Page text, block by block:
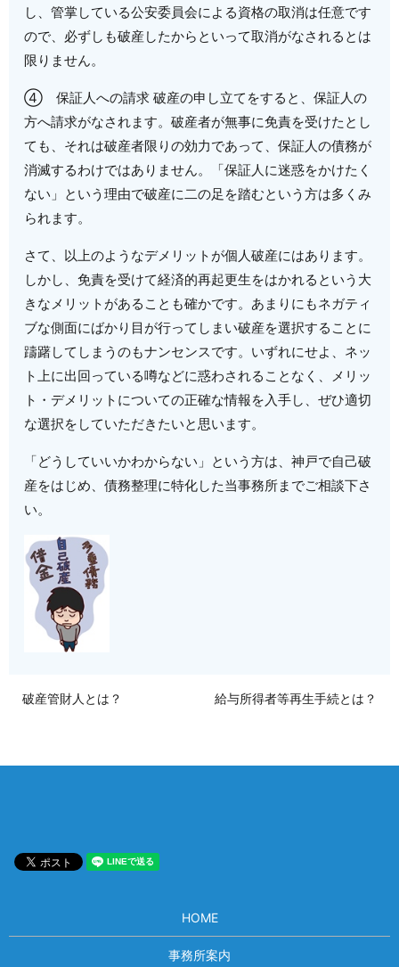
し、管掌している公安委員会による資格の取消は任意です
ので、必ずしも破産したからといって取消がなされるとは
限りません。
④ 保証人への請求 破産の申し立てをすると、保証人の
方へ請求がなされます。破産者が無事に免責を受けたとし
ても、それは破産者限りの効力であって、保証人の債務が
消滅するわけではありません。「保証人に迷惑をかけたく
ない」という理由で破産に二の足を踏むという方は多くみ
られます。
さて、以上のようなデメリットが個人破産にはあります。
しかし、免責を受けて経済的再起更生をはかれるという大
きなメリットがあることも確かです。あまりにもネガティ
ブな側面にばかり目が行ってしまい破産を選択することに
躊躇してしまうのもナンセンスです。いずれにせよ、ネッ
ト上に出回っている噂などに惑わされることなく、メリッ
ト・デメリットについての正確な情報を入手し、ぜひ適切
な選択をしていただきたいと思います。
「どうしていいかわからない」という方は、神戸で自己破
産をはじめ、債務整理に特化した当事務所までご相談下さ
い。
破産管財人とは？ 給与所得者等再生手続とは？
HOME
事務所案内